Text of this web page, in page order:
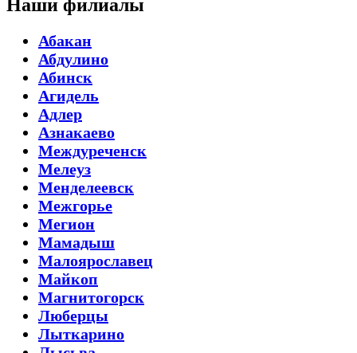
Наши филиалы
Абакан
Абдулино
Абинск
Агидель
Адлер
Азнакаево
Междуреченск
Мелеуз
Менделеевск
Межгорье
Мегион
Мамадыш
Малоярославец
Майкоп
Магнитогорск
Люберцы
Лыткарино